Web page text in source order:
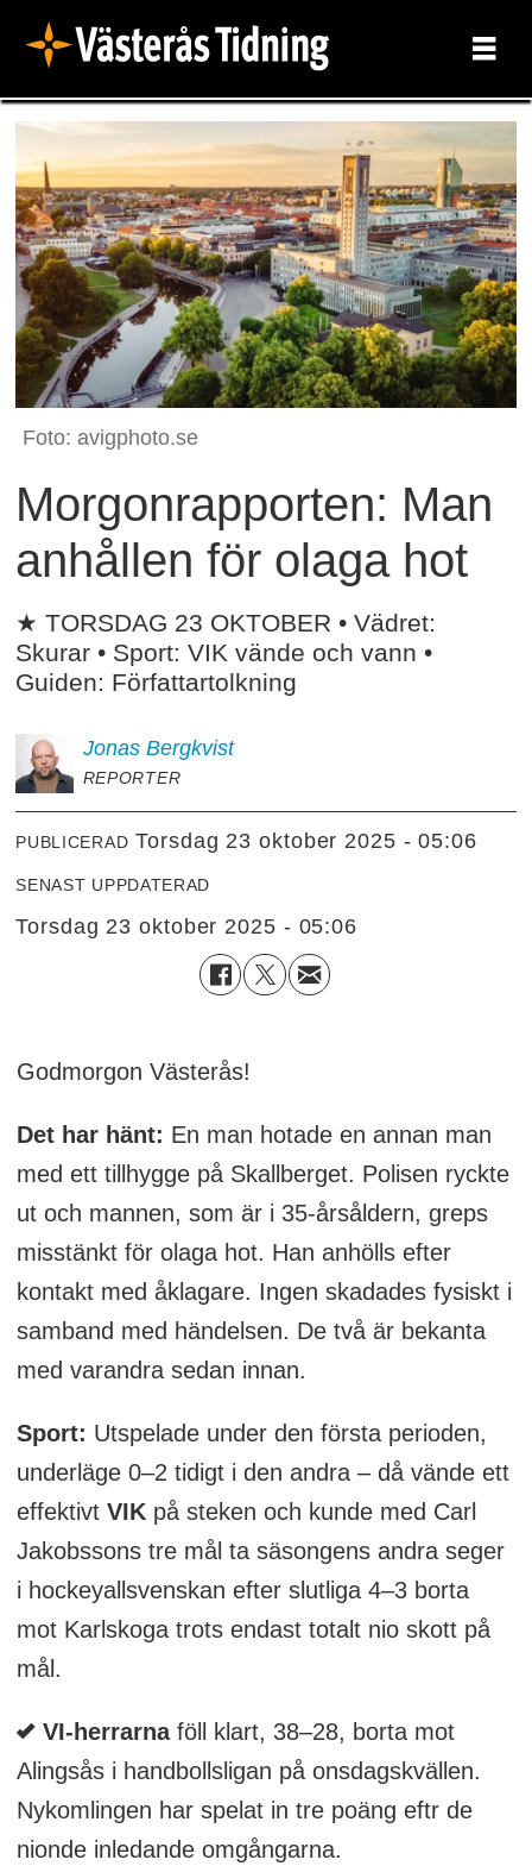
Foto: avigphoto.se
Morgonrapporten: Man
anhållen för olaga hot
★ TORSDAG 23 OKTOBER • Vädret:
Skurar • Sport: VIK vände och vann •
Guiden: Författartolkning
Jonas Bergkvist
REPORTER
PUBLICERAD torsdag 23 oktober 2025 - 05:06
SENAST UPPDATERAD
torsdag 23 oktober 2025 - 05:06
Godmorgon Västerås!
Det har hänt: En man hotade en annan man
med ett tillhygge på Skallberget. Polisen ryckte
ut och mannen, som är i 35-årsåldern, greps
misstänkt för olaga hot. Han anhölls efter
kontakt med åklagare. Ingen skadades fysiskt i
samband med händelsen. De två är bekanta
med varandra sedan innan.
Sport: Utspelade under den första perioden,
underläge 0–2 tidigt i den andra – då vände ett
effektivt VIKpå steken och kunde med Carl
Jakobssons tre mål ta säsongens andra seger
i hockeyallsvenskan efter slutliga 4–3 borta
mot Karlskoga trots endast totalt nio skott på
mål.
VI-herrarnaföll klart, 38–28, borta mot
Alingsås i handbollsligan på onsdagskvällen.
Nykomlingen har spelat in tre poäng eftr de
nionde inledande omgångarna.